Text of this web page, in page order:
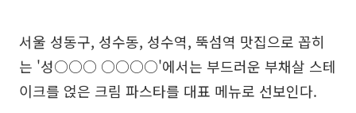
서울 성동구, 성수동, 성수역, 뚝섬역 맛집으로 꼽히
는 '성○○○ ○○○○'에서는 부드러운 부채살 스테
이크를 얹은 크림 파스타를 대표 메뉴로 선보인다.